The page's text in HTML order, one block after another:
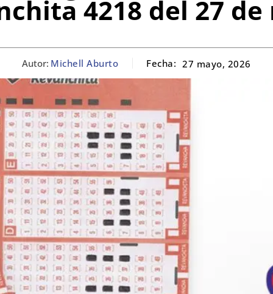
4218 del 27 de
Autor: Michell Aburto Fecha: 27 mayo, 2026